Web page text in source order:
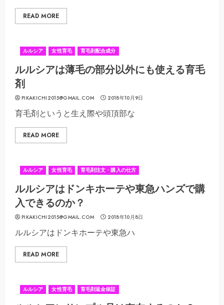
READ MORE
ルルシア 女性育毛 育毛剤配合成分
ルルシアは薄毛の部分以外にも使える育毛
剤
PIKAKICHI2015@GMAIL.COM 2018年10月9日
育毛剤というと生え際や頭頂部な
READ MORE
ルルシア 女性育毛 育毛剤注文・購入の仕方
ルルシアはドンキホーテや東急ハンズで購
入できるのか？
PIKAKICHI2015@GMAIL.COM 2018年10月8日
ルルシアはドンキホーテや東急ハ
READ MORE
ルルシア 女性育毛 育毛剤返金保証